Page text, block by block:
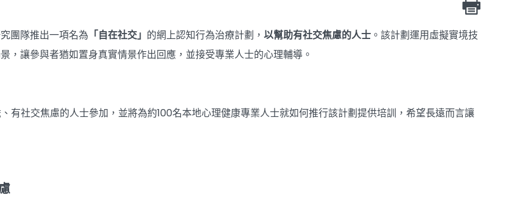
團隊推出一項名為 「自在社交」 的網上認知行為治療計劃， 以幫助有社交焦慮的人士 。該計劃運用虛擬實境技
，讓參與者猶如置身真實情景作出回應，並接受專業人士的心理輔導。
有社交焦慮的人士參加，並將為約100名本地心理健康專業人士就如何推行該計劃提供培訓，希望長遠而言讓